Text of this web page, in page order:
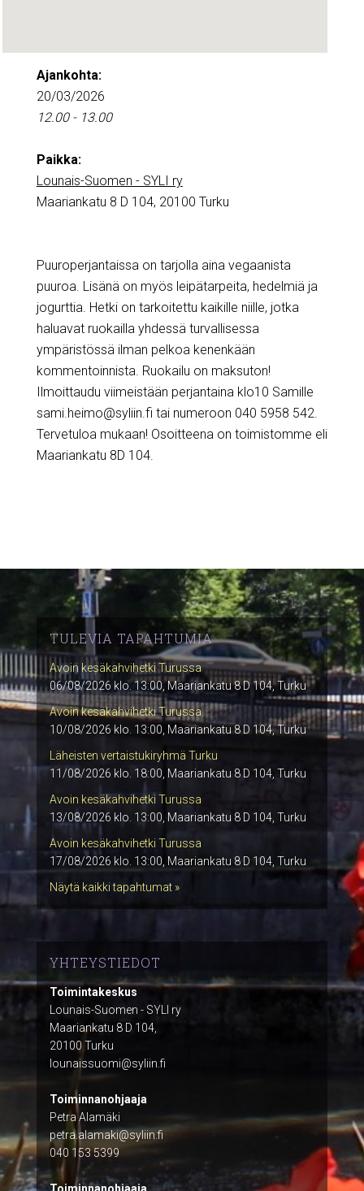
Ajankohta:
20/03/2026
12.00 - 13.00
Paikka:
Lounais-Suomen - SYLI ry
Maariankatu 8 D 104, 20100 Turku
Puuroperjantaissa on tarjolla aina vegaanista
puuroa. Lisänä on myös leipätarpeita, hedelmiä ja
jogurttia. Hetki on tarkoitettu kaikille niille, jotka
haluavat ruokailla yhdessä turvallisessa
ympäristössä ilman pelkoa kenenkään
kommentoinnista. Ruokailu on maksuton!
Ilmoittaudu viimeistään perjantaina klo10 Samille
sami.heimo@syliin.fi tai numeroon 040 5958 542.
Tervetuloa mukaan! Osoitteena on toimistomme eli
Maariankatu 8D 104.
TULEVIA TAPAHTUMIA
Avoin kesäkahvihetki Turussa
06/08/2026 klo. 13:00, Maariankatu 8 D 104, Turku
Avoin kesäkahvihetki Turussa
10/08/2026 klo. 13:00, Maariankatu 8 D 104, Turku
Läheisten vertaistukiryhmä Turku
11/08/2026 klo. 18:00, Maariankatu 8 D 104, Turku
Avoin kesäkahvihetki Turussa
13/08/2026 klo. 13:00, Maariankatu 8 D 104, Turku
Avoin kesäkahvihetki Turussa
17/08/2026 klo. 13:00, Maariankatu 8 D 104, Turku
Näytä kaikki tapahtumat »
YHTEYSTIEDOT
Toimintakeskus
Lounais-Suomen - SYLI ry
Maariankatu 8 D 104,
20100 Turku
lounaissuomi@syliin.fi
Toiminnanohjaaja
Petra Alamäki
petra.alamaki@syliin.fi
040 153 5399